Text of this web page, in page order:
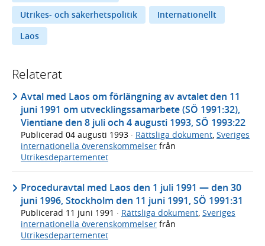
Utrikes- och säkerhetspolitik
Internationellt
Laos
Relaterat
Avtal med Laos om förlängning av avtalet den 11
juni 1991 om utvecklingssamarbete (SÖ 1991:32),
Vientiane den 8 juli och 4 augusti 1993, SÖ 1993:22
Publicerad 04 augusti 1993 · Rättsliga dokument Sveriges
internationella överenskommelser från
Utrikesdepartementet
Proceduravtal med Laos den 1 juli 1991 — den 30
juni 1996, Stockholm den 11 juni 1991, SÖ 1991:31
Publicerad 11 juni 1991 · Rättsliga dokument, Sveriges
internationella överenskommelser från
Utrikesdepartementet